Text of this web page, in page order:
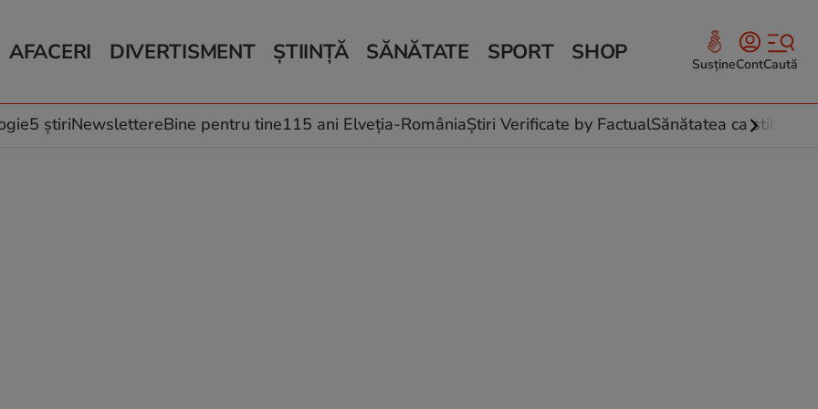
AFACERI
Auto
Locuri de muncă
DIVERTISMENT
Horoscop
Muzică și Filme
ȘTIINȚĂ
Schimbări climatice
SĂNĂTATE
Relații
Rețete culinare
SPORT SHOP SusțineContCaută
5 știriNewslettereBine pentru tine115 ani Elveția-RomâniaȘtiri Verificate by FactualSănătatea ca stil de